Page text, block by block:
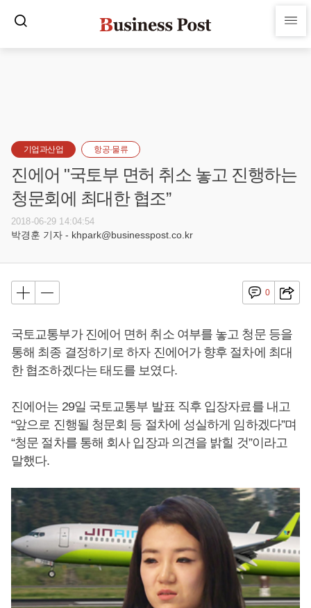
기업과산업 항공·물류
진에어 "국토부 면허 취소 놓고 진행하는
청문회에 최대한 협조”
2018-06-29 14:04:54
박경훈 기자 - khpark@businesspost.co.kr
0
국토교통부가 진에어 면허 취소 여부를 놓고 청문 등을
통해 최종 결정하기로 하자 진에어가 향후 절차에 최대
한 협조하겠다는 태도를 보였다.
진에어는 29일 국토교통부 발표 직후 입장자료를 내고
“앞으로 진행될 청문회 등 절차에 성실하게 임하겠다”며
“청문 절차를 통해 회사 입장과 의견을 밝힐 것”이라고
말했다.